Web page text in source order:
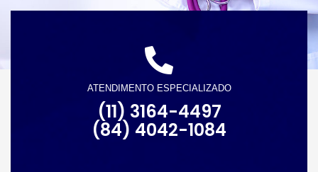
ATENDIMENTO ESPECIALIZADO
(11) 3164-4497
(84) 4042-1084